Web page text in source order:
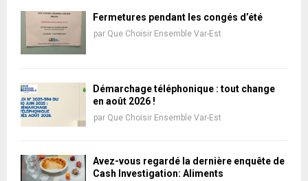
Fermetures pendant les congés d’été
par Que Choisir Ensemble Var-Est
Démarchage téléphonique : tout change
en août 2026 !
par Que Choisir Ensemble Var-Est
Avez-vous regardé la dernière enquête de
Cash Investigation: Aliments